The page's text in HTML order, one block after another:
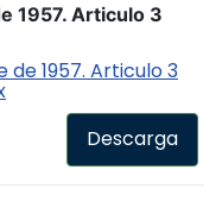
1957. Articulo 3
de 1957. Articulo 3
Descarga